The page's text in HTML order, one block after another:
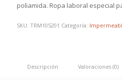
poliamida. Ropa laboral especial
SKU: TRM105201 Categoría:
Descripción Valoraciones (0)